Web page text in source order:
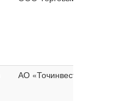
АО «Точинвест»